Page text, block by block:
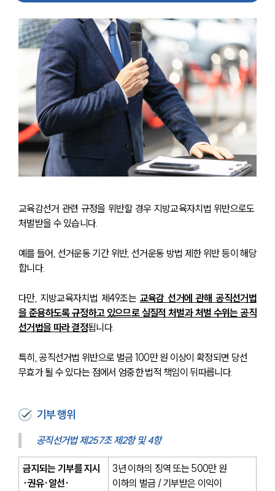
교육감선거 관련 규정을 위반할 경우 지방교육자치법 위반으로도
처벌받을 수 있습니다.
예를 들어, 선거운동 기간 위반, 선거운동 방법 제한 위반 등이 해당
합니다.
다만, 지방교육자치법 제49조는 교육감 선거에 관해 공직선거법
을 준용하도록 규정하고 있으므로 실질적 처벌과 처벌 수위는 공직
선거법을 따라 결정됩니다.
특히, 공직선거법 위반으로 벌금 100만 원 이상이 확정되면 당선
무효가 될 수 있다는 점에서 엄중한 법적 책임이 뒤따릅니다.
기부 행위
공직선거법 제257조 제2항 및 4항
금지되는 기부를 지시
·권유·알선·
3년 이하의 징역 또는 500만 원
이하의 벌금 / 기부받은 이익이